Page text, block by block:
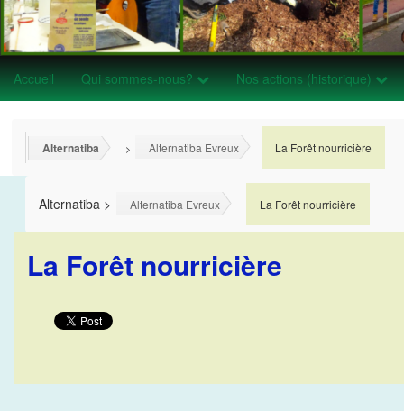
Accueil Qui sommes-nous? Nos actions (historique)
Alternatiba > Alternatiba Evreux La Forêt nourricière
Alternatiba > Alternatiba Evreux La Forêt nourricière
La Forêt nourricière